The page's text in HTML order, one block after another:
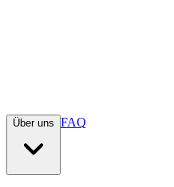
Über uns FAQ